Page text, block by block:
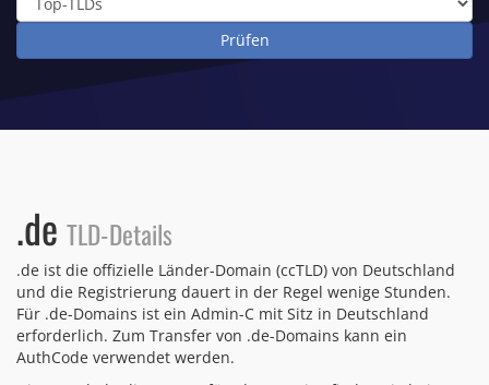
.de TLD-Details
.de ist die offizielle Länder-Domain (ccTLD) von Deutschland
und die Registrierung dauert in der Regel wenige Stunden.
Für .de-Domains ist ein Admin-C mit Sitz in Deutschland
erforderlich. Zum Transfer von .de-Domains kann ein
AuthCode verwendet werden.